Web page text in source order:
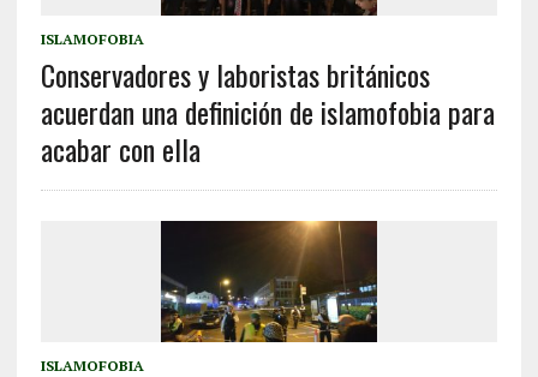
ISLAMOFOBIA
Conservadores y laboristas británicos
acuerdan una definición de islamofobia para
acabar con ella
ISLAMOFOBIA